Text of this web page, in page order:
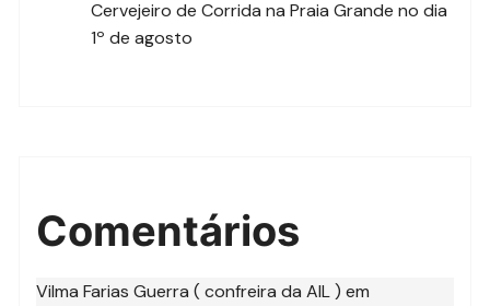
Cervejeiro de Corrida na Praia Grande no dia
1º de agosto
Comentários
Vilma Farias Guerra ( confreira da AIL ) em